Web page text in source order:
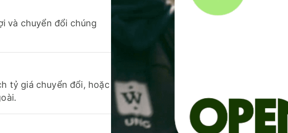
và chuyển đổi chúng
tỷ giá chuyển đổi, hoặc